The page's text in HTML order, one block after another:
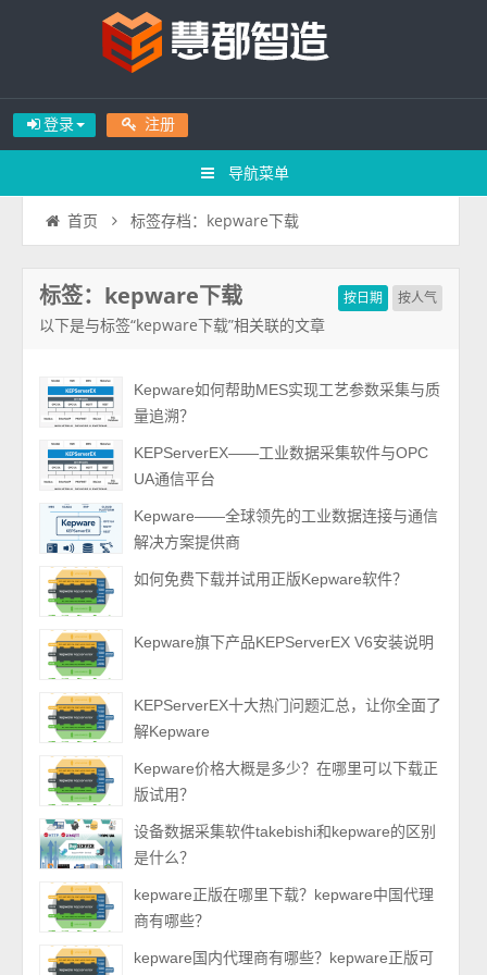
登录 注册
导航菜单
首页 标签存档：kepware下载
按日期 按人气
标签：kepware下载
以下是与标签“kepware下载”相关联的文章
Kepware如何帮助MES实现工艺参数采集与质
量追溯？
KEPServerEX——工业数据采集软件与OPC
UA通信平台
Kepware——全球领先的工业数据连接与通信
解决方案提供商
如何免费下载并试用正版Kepware软件？
Kepware旗下产品KEPServerEX V6安装说明
KEPServerEX十大热门问题汇总，让你全面了
解Kepware
Kepware价格大概是多少？在哪里可以下载正
版试用？
设备数据采集软件takebishi和kepware的区别
是什么？
kepware正版在哪里下载？kepware中国代理
商有哪些？
kepware国内代理商有哪些？kepware正版可